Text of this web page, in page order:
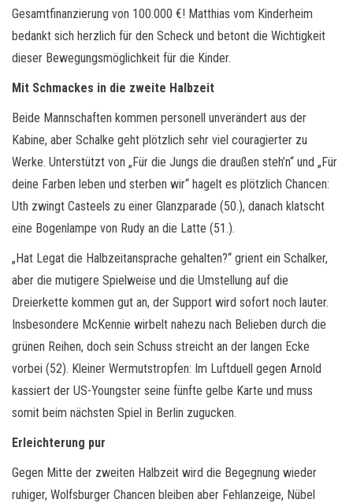
Gesamtfinanzierung von 100.000 €! Matthias vom Kinderheim
bedankt sich herzlich für den Scheck und betont die Wichtigkeit
dieser Bewegungsmöglichkeit für die Kinder.
Mit Schmackes in die zweite Halbzeit
Beide Mannschaften kommen personell unverändert aus der
Kabine, aber Schalke geht plötzlich sehr viel couragierter zu
Werke. Unterstützt von „Für die Jungs die draußen steh’n“ und „Für
deine Farben leben und sterben wir“ hagelt es plötzlich Chancen:
Uth zwingt Casteels zu einer Glanzparade (50.), danach klatscht
eine Bogenlampe von Rudy an die Latte (51.).
„Hat Legat die Halbzeitansprache gehalten?“ grient ein Schalker,
aber die mutigere Spielweise und die Umstellung auf die
Dreierkette kommen gut an, der Support wird sofort noch lauter.
Insbesondere McKennie wirbelt nahezu nach Belieben durch die
grünen Reihen, doch sein Schuss streicht an der langen Ecke
vorbei (52). Kleiner Wermutstropfen: Im Luftduell gegen Arnold
kassiert der US-Youngster seine fünfte gelbe Karte und muss
somit beim nächsten Spiel in Berlin zugucken.
Erleichterung pur
Gegen Mitte der zweiten Halbzeit wird die Begegnung wieder
ruhiger, Wolfsburger Chancen bleiben aber Fehlanzeige, Nübel